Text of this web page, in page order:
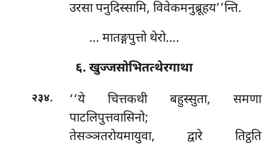
उरसा पनुदिस्सामि, विवेकमनुब्रूहय’’न्ति.
… मातङ्गपुत्तो थेरो….
६. खुज्जसोभितत्थेरगाथा
२३४.
‘‘ये चित्तकथी बहुस्सुता, समणा
पाटलिपुत्तवासिनो;
तेसञ्ञतरोयमायुवा, द्वारे तिट्ठति